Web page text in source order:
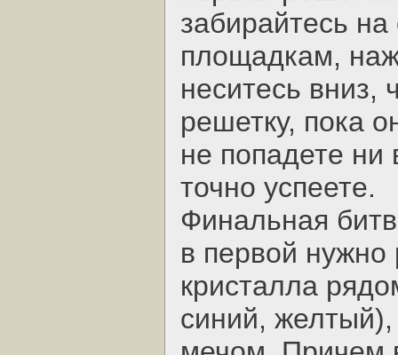
забирайтесь
площадкам,
неситесь вниз,
решетку, пока
не попадете ни
точно успеете.
Финальная
в первой нужно
кристалла
синий,